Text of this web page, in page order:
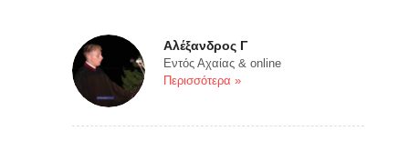
Αλέξανδρος Γ
Εντός Αχαίας & online
Περισσότερα »